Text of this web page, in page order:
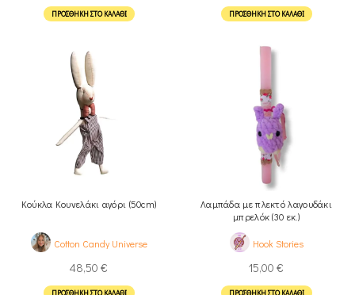
ΠΡΟΣΘΉΚΗ ΣΤΟ ΚΑΛΆΘΙ ΠΡΟΣΘΉΚΗ ΣΤΟ ΚΑΛΆΘΙ
Κούκλα Κουνελάκι αγόρι (50cm)
Cotton Candy Universe
48,50 €
ΠΡΟΣΘΉΚΗ ΣΤΟ ΚΑΛΆΘΙ
Λαμπάδα με πλεκτό λαγουδάκι
μπρελόκ (30 εκ.)
Hook Stories
15,00 €
ΠΡΟΣΘΉΚΗ ΣΤΟ ΚΑΛΆΘΙ